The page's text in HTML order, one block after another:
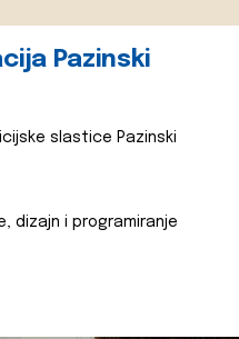
Pazinski
slastice Pazinski
dizajn i programiranje